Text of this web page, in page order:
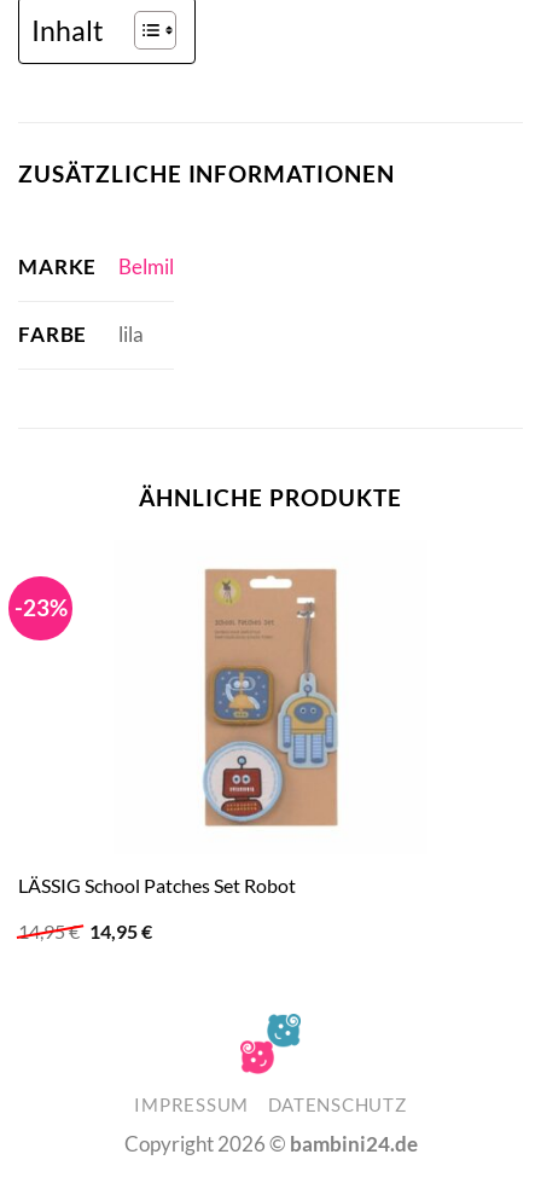
Inhalt
ZUSÄTZLICHE INFORMATIONEN
MARKE Belmil
FARBE lila
ÄHNLICHE PRODUKTE
-23%
LÄSSIG School Patches Set Robot
14,95€ Ursprünglicher
Preis
14,95€Aktueller
IMPRESSUM DATENSCHUTZ
Copyright 2026 © bambini24.de